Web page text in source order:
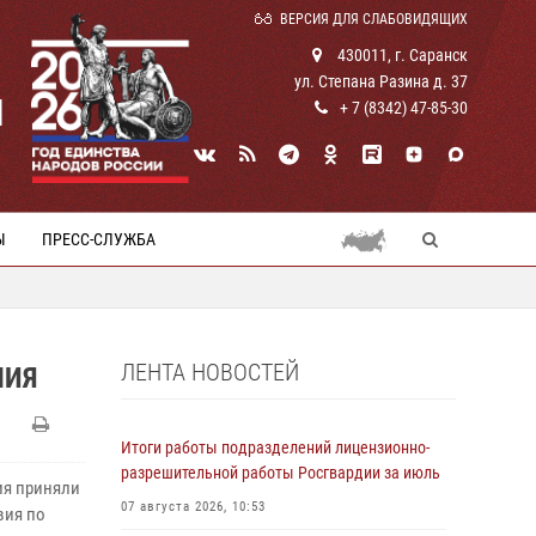
ВЕРСИЯ ДЛЯ СЛАБОВИДЯЩИХ
430011, г. Саранск
ул. Степана Разина д. 37
+ 7 (8342) 47-85-30
ПРЕСС-СЛУЖБА
приняли
по
ЛЕНТА НОВОСТЕЙ
Итоги работы подразделений лицензионно-
разрешительной работы Росгвардии за июль
07 августа 2026, 10:53